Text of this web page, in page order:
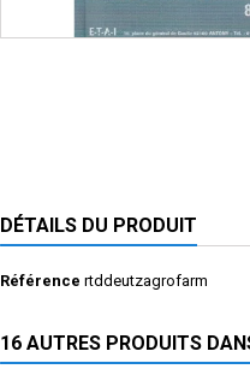
DÉTAILS DU PRODUIT
Référence rtddeutzagrofarm
16 AUTRES PRODUITS